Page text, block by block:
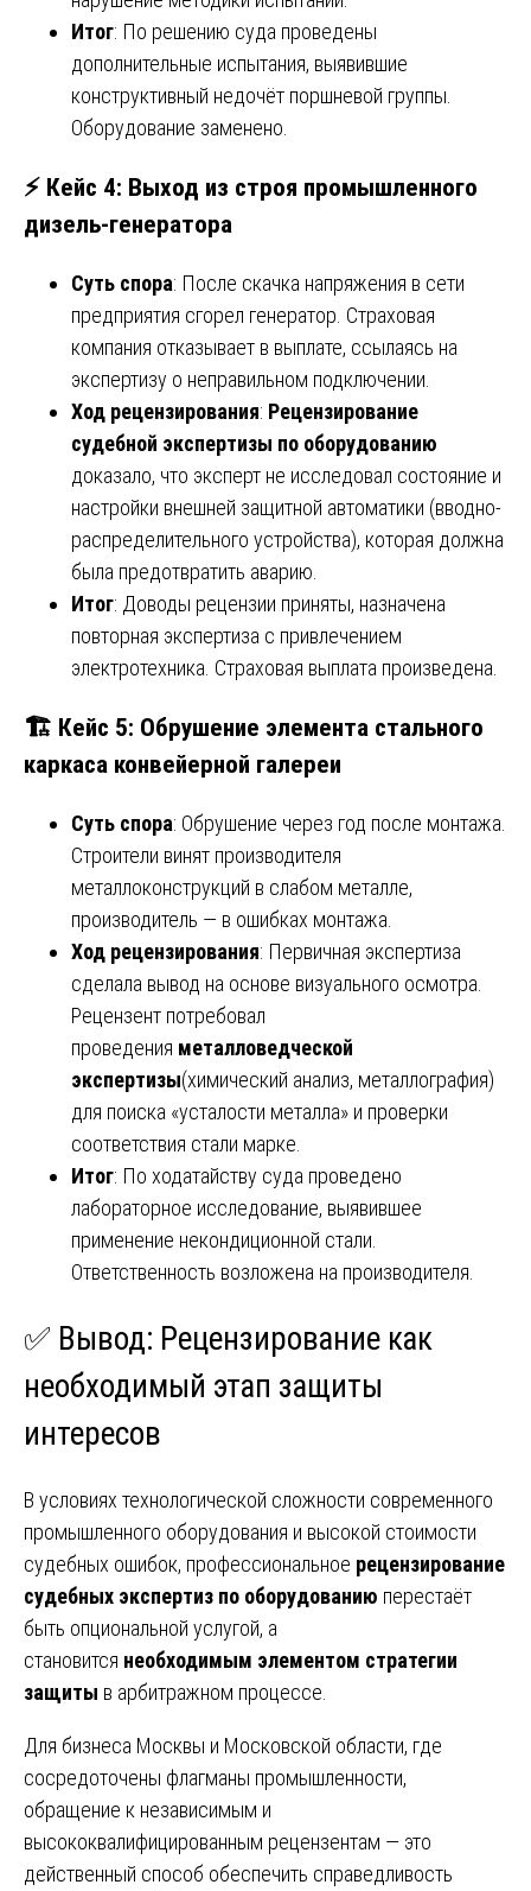
Итог: По решению суда проведены
дополнительные испытания, выявившие
конструктивный недочёт поршневой группы.
Оборудование заменено.
⚡ Кейс 4: Выход из строя промышленного
дизель-генератора
Суть спора: После скачка напряжения в сети
предприятия сгорел генератор. Страховая
компания отказывает в выплате, ссылаясь на
экспертизу о неправильном подключении.
Ход рецензирования: Рецензирование
судебной экспертизы по оборудованию
доказало, что эксперт не исследовал состояние и
настройки внешней защитной автоматики (вводно-
распределительного устройства), которая должна
была предотвратить аварию.
Итог: Доводы рецензии приняты, назначена
повторная экспертиза с привлечением
электротехника. Страховая выплата произведена.
🏗️ Кейс 5: Обрушение элемента стального
каркаса конвейерной галереи
Суть спора: Обрушение через год после монтажа.
Строители винят производителя
металлоконструкций в слабом металле,
производитель — в ошибках монтажа.
Ход рецензирования: Первичная экспертиза
сделала вывод на основе визуального осмотра.
Рецензент потребовал
проведения металловедческой
экспертизы(химический анализ, металлография)
для поиска «усталости металла» и проверки
соответствия стали марке.
Итог: По ходатайству суда проведено
лабораторное исследование, выявившее
применение некондиционной стали.
Ответственность возложена на производителя.
✅ Вывод: Рецензирование как
необходимый этап защиты
интересов
В условиях технологической сложности современного
промышленного оборудования и высокой стоимости
судебных ошибок, профессиональное рецензирование
судебных экспертиз по оборудованию перестаёт
быть опциональной услугой, а
становится необходимым элементом стратегии
защиты в арбитражном процессе.
Для бизнеса Москвы и Московской области, где
сосредоточены флагманы промышленности,
обращение к независимым и
высококвалифицированным рецензентам — это
действенный способ обеспечить справедливость